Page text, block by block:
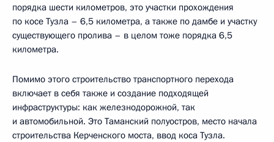
порядка шести километров, это участки прохождения
по косе Тузла – 6,5 километра, а также по дамбе и участку
существующего пролива – в целом тоже порядка 6,5
километра.
Помимо этого строительство транспортного перехода
включает в себя также и создание подходящей
инфраструктуры: как железнодорожной, так
и автомобильной. Это Таманский полуостров, место начала
строительства Керченского моста, ввод коса Тузла.